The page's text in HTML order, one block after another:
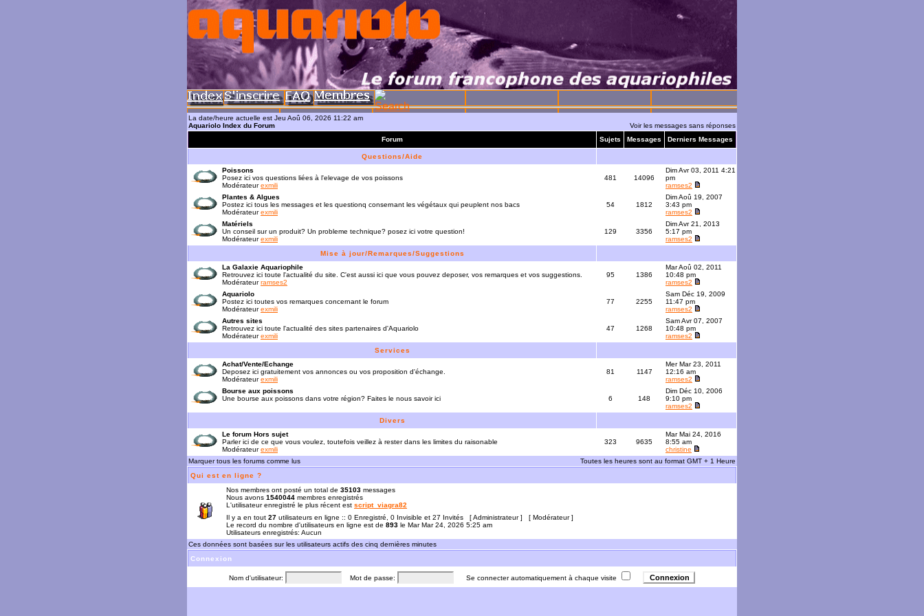
La date/heure actuelle est Jeu Aoû 06, 2026 11:22 am
Aquariolo Index du Forum
Voir les messages sans réponses
Forum
Sujets Messages Derniers Messages
Questions/Aide
Poissons
Posez ici vos questions liées à l'elevage de vos poissons
Modérateurexmili
481 14096
Dim Avr 03, 2011 4:21
pm
ramses2
Plantes & Algues
Postez ici tous les messages et les questionq consernant les végétaux qui peuplent nos bacs
Modérateurexmili
54 1812
Dim Aoû 19, 2007
3:43 pm
ramses2
Matériels
Un conseil sur un produit? Un probleme technique? posez ici votre question!
Modérateurexmili
129 3356
Dim Avr 21, 2013
5:17 pm
ramses2
Mise à jour/Remarques/Suggestions
La Galaxie Aquariophile
Retrouvez ici toute l'actualité du site. C'est aussi ici que vous pouvez deposer, vos remarques et vos suggestions.
Modérateurramses2
95 1386
Mar Aoû 02, 2011
10:48 pm
ramses2
Aquariolo
Postez ici toutes vos remarques concernant le forum
Modérateurexmili
77 2255
Sam Déc 19, 2009
11:47 pm
ramses2
Autres sites
Retrouvez ici toute l'actualité des sites partenaires d'Aquariolo
Modérateurexmili
47 1268
Sam Avr 07, 2007
10:48 pm
ramses2
Services
Achat/Vente/Echange
Deposez ici gratuitement vos annonces ou vos proposition d'échange.
Modérateurexmili
81 1147
Mer Mar 23, 2011
12:16 am
ramses2
Bourse aux poissons
Une bourse aux poissons dans votre région? Faites le nous savoir ici
6 148
Dim Déc 10, 2006
9:10 pm
ramses2
Divers
Le forum Hors sujet
Parler ici de ce que vous voulez, toutefois veillez à rester dans les limites du raisonable
Modérateurexmili
323 9635
Mar Mai 24, 2016
8:55 am
christine
Marquer tous les forums comme lus
Toutes les heures sont au format GMT + 1 Heure
Qui est en ligne ?
Nos membres ont posté un total de 35103 messages
Nous avons 1540044 membres enregistrés
L'utilisateur enregistré le plus récent est script_viagra82
Il y a en tout 27 utilisateurs en ligne :: 0 Enregistré, 0 Invisible et 27 Invités [Administrateur] [ Modérateur]
Le record du nombre d'utilisateurs en ligne est de 893 le Mar Mar 24, 2026 5:25 am
Utilisateurs enregistrés: Aucun
Ces données sont basées sur les utilisateurs actifs des cinq dernières minutes
Connexion
Nom d'utilisateur: Mot de passe: Se connecter automatiquement à chaque visite